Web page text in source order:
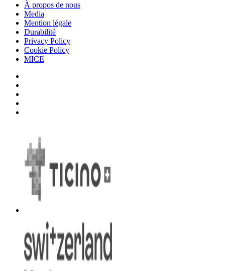
À propos de nous
Media
Mention légale
Durabilité
Privacy Policy
Cookie Policy
MICE